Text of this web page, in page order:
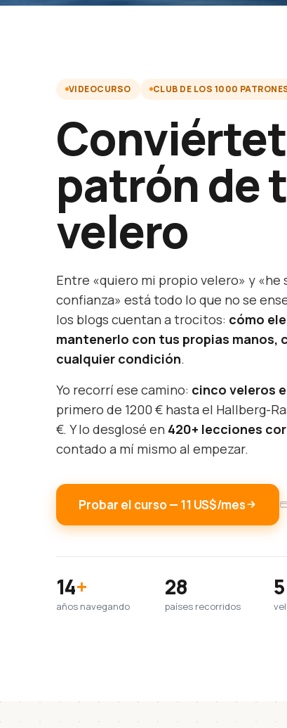
VIDEOCURSO CLUB DE LOS 1000
patrón de
velero
Entre «quiero mi propio velero» y «he
confianza» está todo lo que no se
los blogs cuentan a trocitos: cómo
mantenerlo con tus propias manos,
cualquier condición.
Yo recorrí ese camino: cinco veleros
primero de 1200 € hasta el Hallberg-
€. Y lo desglosé en 420+ lecciones
contado a mí mismo al empezar.
Probar el curso — 11 US$/mes
14+
años navegando
28
países recorridos
5